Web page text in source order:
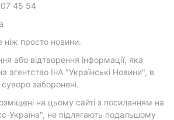
45 54
ніж просто новини.
або відтворення інформації, яка
агентство ІнА "Українські Новини", в
заборонені.
на цьому сайті з посиланням на
Україна", не підлягають подальшому